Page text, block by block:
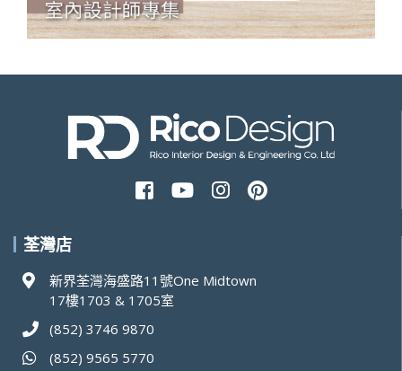
荃灣店
新界荃灣海盛路11號One Midtown
17樓1703 & 1705室
(852) 3746 9870
(852) 9565 5770